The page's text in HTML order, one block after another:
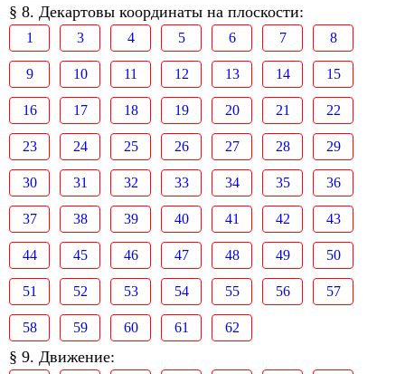
§ 8. Декартовы координаты на плоскости:
1 3 4 5 6 7 8
9 10 11 12 13 14 15
16 17 18 19 20 21 22
23 24 25 26 27 28 29
30 31 32 33 34 35 36
37 38 39 40 41 42 43
44 45 46 47 48 49 50
51 52 53 54 55 56 57
58 59 60 61 62
§ 9. Движение: